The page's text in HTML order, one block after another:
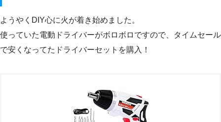
ようやくDIY心に火が着き始めました。
使っていた電動ドライバーがボロボロですので、タイムセール
で安くなってたドライバーセットを購入！